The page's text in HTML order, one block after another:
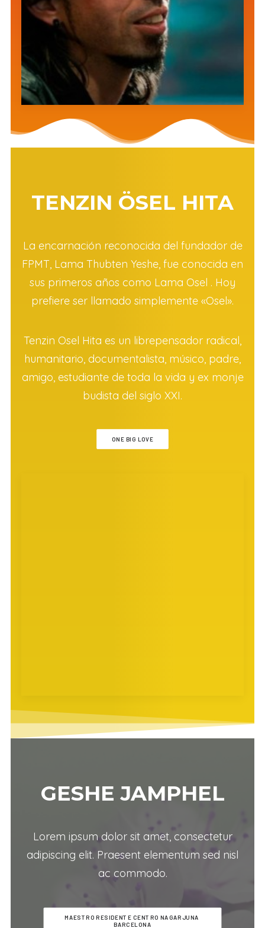
TENZIN ÖSEL HITA
La encarnación reconocida del fundador de
FPMT, Lama Thubten Yeshe, fue conocida en
sus primeros años como Lama Osel . Hoy
prefiere ser llamado simplemente «Osel».
Tenzin Osel Hita es un librepensador radical,
humanitario, documentalista, músico, padre,
amigo, estudiante de toda la vida y ex monje
budista del siglo XXI.
ONE BIG LOVE
GESHE JAMPHEL
Lorem ipsum dolor sit amet, consectetur
adipiscing elit. Praesent elementum sed nisl
ac commodo.
MAESTRO RESIDENTE CENTRO NAGARJUNA
BARCELONA